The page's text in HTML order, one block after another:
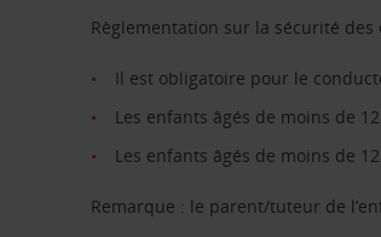
Règlementation sur la sécurité
Il est obligatoire pour le
Les enfants âgés de moins de
Les enfants âgés de moins de
Remarque : le parent/tuteur de